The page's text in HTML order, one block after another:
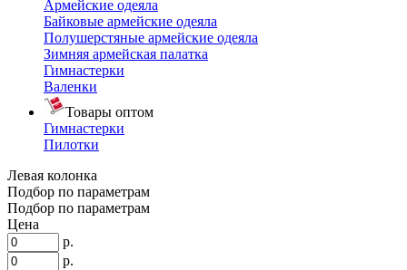
Армейские одеяла
Байковые армейские одеяла
Полушерстяные армейские одеяла
Зимняя армейская палатка
Гимнастерки
Валенки
Товары оптом
Гимнастерки
Пилотки
Левая колонка
Подбор по параметрам
Подбор по параметрам
Цена
р.
р.